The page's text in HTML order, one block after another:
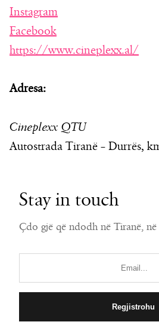
Instagram
Facebook
https://www.cineplexx.al/
Adresa:
Cineplexx QTU
Autostrada Tiranë – Durrës,
Stay in touch
Çdo gjë që ndodh në Tiranë,